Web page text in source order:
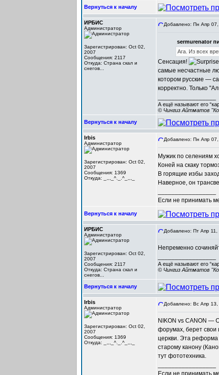
Вернуться к началу
ИРБИС
Администратор
Зарегистрирован: Oct 02,
2007
Сообщения: 2117
Откуда: Cтрана скал и
снегов...
Добавлено: Пн Апр
sermurenator
Ага. Из всех
Сенсация!
самые несчастные
котором русские —
корректно. Только
А ещё называют его
© Чингиз Айтматов
Вернуться к началу
Irbis
Администратор
Зарегистрирован: Oct 02,
2007
Сообщения: 1369
Откуда: _,,,_^._.^_,,,_
Добавлено: Пн Апр
Мужик по селениям
Коней на скаку
В горящие избы
Наверное, он
Если не принимать
Вернуться к началу
ИРБИС
Администратор
Зарегистрирован: Oct 02,
2007
Сообщения: 2117
Откуда: Cтрана скал и
снегов...
Добавлено: Пт Апр
Непременно
А ещё называют его
© Чингиз Айтматов
Вернуться к началу
Irbis
Администратор
Зарегистрирован: Oct 02,
2007
Сообщения: 1369
Откуда: _,,,_^._.^_,,,_
Добавлено: Вс Апр
NIKON vs CANON —
форумах, берет свои
церкви. Эта реформа
старому канону
тут фототехника.
Если не принимать